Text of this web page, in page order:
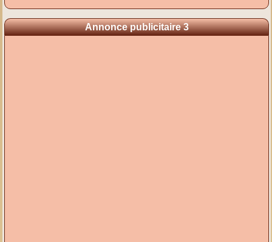
Annonce publicitaire 3